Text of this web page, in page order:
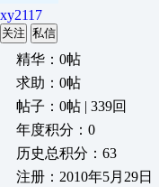
xy2117
关注 私信
精华：0帖
求助：0帖
帖子：0帖 | 339回
年度积分：0
历史总积分：63
注册：2010年5月29日